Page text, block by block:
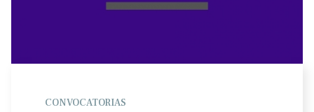
CONVOCATORIAS